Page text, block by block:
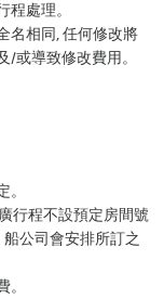
處理。
名相同, 任何修改將
/或導致修改費用。
行程不設預定房間號
公司會安排所訂之